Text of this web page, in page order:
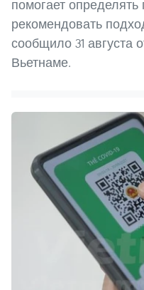
помогает
рекомендовать
сообщило 31
Вьетнаме.